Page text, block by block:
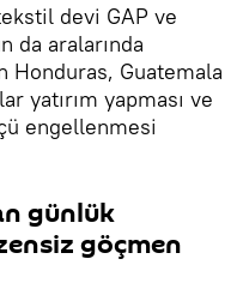
devi GAP ve
da aralarında
Honduras, Guatemala
yatırım yapması ve
engellenmesi
günlük
göçmen